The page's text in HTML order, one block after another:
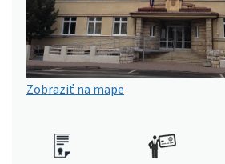
Zobraziť na mape